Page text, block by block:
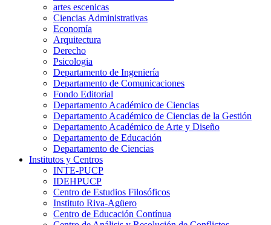
artes escenicas
Ciencias Administrativas
Economía
Arquitectura
Derecho
Psicologia
Departamento de Ingeniería
Departamento de Comunicaciones
Fondo Editorial
Departamento Académico de Ciencias
Departamento Académico de Ciencias de la Gestión
Departamento Académico de Arte y Diseño
Departamento de Educación
Departamento de Ciencias
Institutos y Centros
INTE-PUCP
IDEHPUCP
Centro de Estudios Filosóficos
Instituto Riva-Agüero
Centro de Educación Contínua